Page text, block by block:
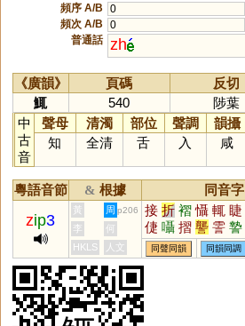
頻序 A/B
0
頻次 A/B
0
普通話 zh
《廣韻》 頁碼 反切
鮿
540
陟葉
中
古
音
聲母 清濁 部位 聲調 韻攝
知
全清 舌 入 咸
粵語音節 & 根據 同音字
zip3
黃 周 p206 接 折 褶 懾 輒 睫
倢 囁 摺 讋 霅 謺
慹 慴 椄
李
何
HKLS
人文 同聲同韻 同韻同調